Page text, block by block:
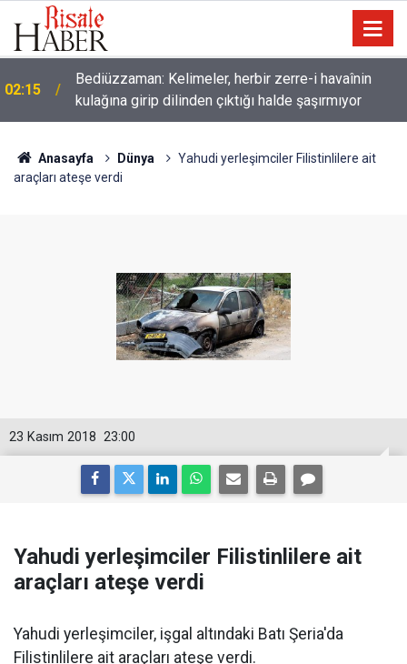
02:15
Bediüzzaman: Kelimeler, herbir zerre-i havaînin
kulağına girip dilinden çıktığı halde şaşırmıyor
01:45
Müslümanlardan dilinizi çekin, onlardan biri
öldüğünde de
Anasayfa Dünya
Yahudi yerleşimciler Filistinlilere ait
araçları ateşe verdi
23:00
23 Kasım 2018
Yahudi yerleşimciler Filistinlilere ait
araçları ateşe verdi
Yahudi yerleşimciler, işgal altındaki Batı Şeria'da
Filistinlilere ait araçları ateşe verdi.